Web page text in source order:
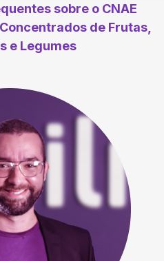
sobre o CNAE
de Frutas,
e Legumes